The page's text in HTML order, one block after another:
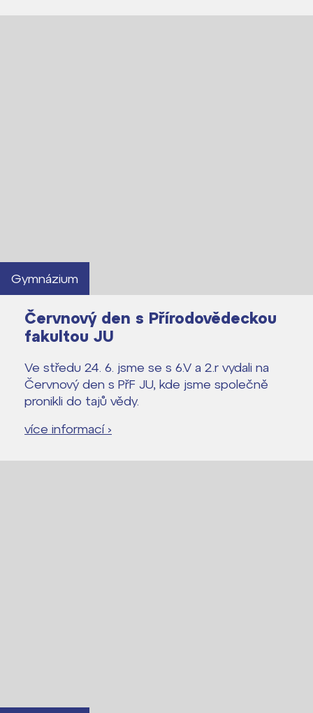
Gymnázium
Červnový den s Přírodovědeckou
fakultou JU
Ve středu 24. 6. jsme se s 6.V a 2.r vydali na
Červnový den s PřF JU, kde jsme společně
pronikli do tajů vědy.
více informací ›
Lidé často hledají
Proč se stát žákem ZŠ ČAG
Proč se stát studentem Gymnázia
Kontakt